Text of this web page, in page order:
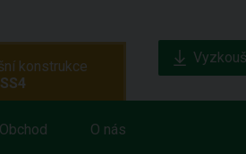
Obchod O nás
konstrukce